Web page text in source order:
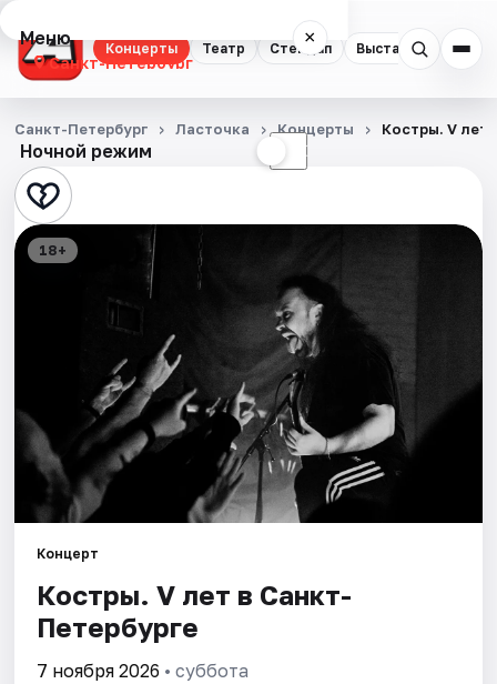
Концерты Театр Стендап Выставки
Меню ×
Санкт-Петербург
Концерты
Театр
Стендап
Экскурсии
Спорт
События
Города
Площадки
Ночной режим ☾
Санкт-Петербург Ласточка Концерты Костры. V лет
18+
Концерт
Костры. V лет в Санкт-
Петербурге
7 ноября 2026 • суббота